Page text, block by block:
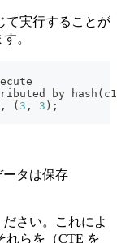
て実行することが
。
by hash ( c1
, ( 3 , 3 ) ;
タは保存
さい。これによ
れらを（CTE を